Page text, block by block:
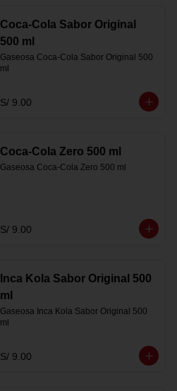
Coca-Cola Sabor Original
500 ml
Gaseosa Coca-Cola Sabor Original 500
ml
S/ 9.00
Coca-Cola Zero 500 ml
Gaseosa Coca-Cola Zero 500 ml
S/ 9.00
Inca Kola Sabor Original 500
ml
Gaseosa Inca Kola Sabor Original 500
ml
S/ 9.00